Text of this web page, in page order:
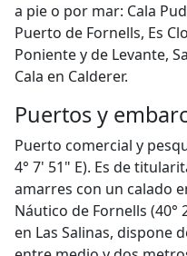
a pie o por mar: Cala
Puerto de Fornells, Es
Poniente y de Levante,
Cala en Calderer.
Puertos y
Puerto comercial y
4° 7' 51" E). Es de
amarres con un calado
Náutico de Fornells (40°
en Las Salinas, dispone